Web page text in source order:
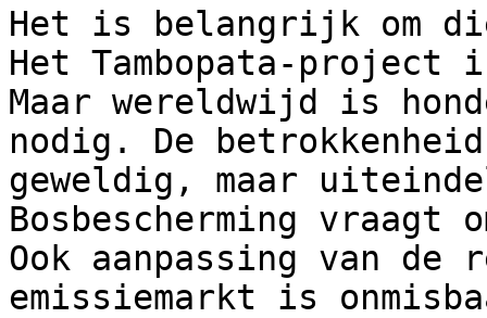
Het is belangrijk om
Het Tambopata-
Maar wereldwijd is
nodig. De
geweldig, maar
Bosbescherming vraagt
Ook aanpassing van de
emissiemarkt is